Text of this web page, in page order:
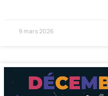
9 mars 2026